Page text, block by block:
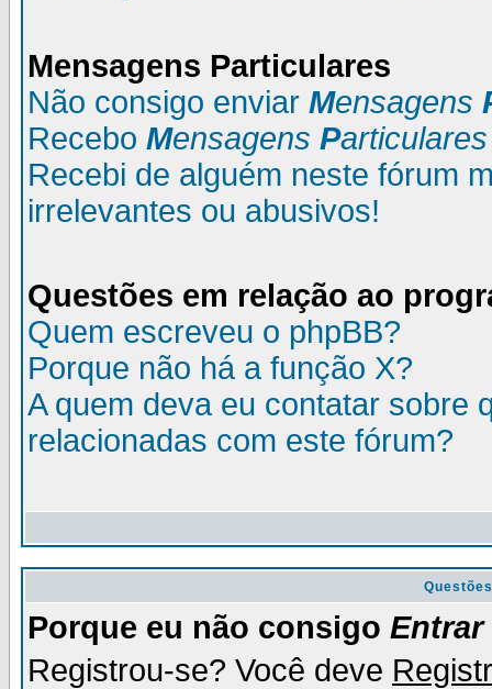
Mensagens Particulares
Não consigo enviar Mensagens
Recebo Mensagens Particulares
Recebi de alguém neste fórum
irrelevantes ou abusivos!
Questões em relação ao
Quem escreveu o phpBB?
Porque não há a função X?
A quem deva eu contatar sobre
relacionadas com este fórum?
Porque eu não consigo Entrar
Registrou-se? Você deve